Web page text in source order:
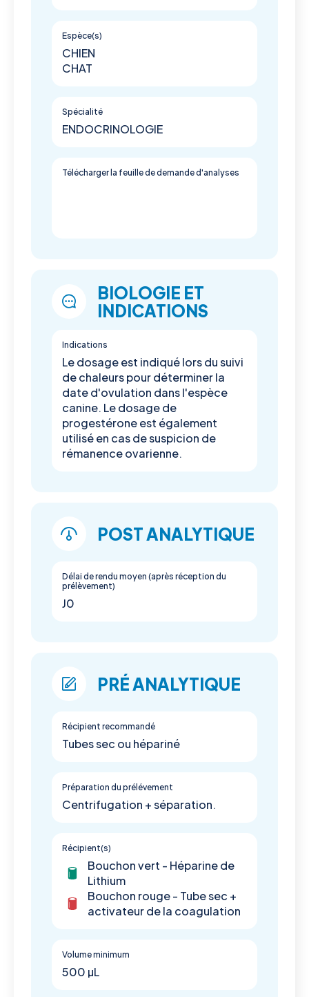
Espèce(s)
CHIEN
CHAT
Spécialité
ENDOCRINOLOGIE
Télécharger la feuille de demande d'analyses
BIOLOGIE ET
INDICATIONS
Indications
Le dosage est indiqué lors du suivi
de chaleurs pour déterminer la
date d'ovulation dans l'espèce
canine. Le dosage de
progestérone est également
utilisé en cas de suspicion de
rémanence ovarienne.
POST ANALYTIQUE
Délai de rendu moyen (après réception du
prélèvement)
J0
PRÉ ANALYTIQUE
Récipient recommandé
Tubes sec ou hépariné
Préparation du prélévement
Centrifugation + séparation.
Récipient(s)
Bouchon vert - Héparine de
Lithium
Bouchon rouge - Tube sec +
activateur de la coagulation
Volume minimum
500 µL